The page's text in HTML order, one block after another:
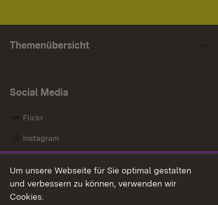
Themenübersicht
Social Media
Flickr
Instagram
Mastodon
Messenger
Um unsere Webseite für Sie optimal gestalten
und verbessern zu können, verwenden wir
Cookies.